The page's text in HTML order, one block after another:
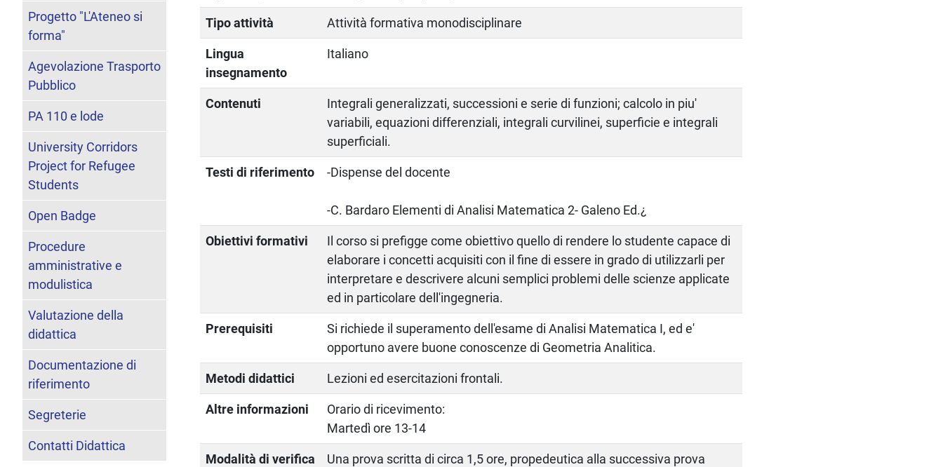
Tipo attività Attività formativa monodisciplinare
Lingua
insegnamento
Italiano
Contenuti
Integrali generalizzati, successioni e serie di funzioni; calcolo in piu'
variabili, equazioni differenziali, integrali curvilinei, superficie e integrali
superficiali.
Testi di riferimento -Dispense del docente
-C. Bardaro Elementi di Analisi Matematica 2- Galeno Ed.¿
Obiettivi formativi
Il corso si prefigge come obiettivo quello di rendere lo studente capace di
elaborare i concetti acquisiti con il fine di essere in grado di utilizzarli per
interpretare e descrivere alcuni semplici problemi delle scienze applicate
ed in particolare dell'ingegneria.
Prerequisiti
Si richiede il superamento dell'esame di Analisi Matematica I, ed e'
opportuno avere buone conoscenze di Geometria Analitica.
Metodi didattici Lezioni ed esercitazioni frontali.
Altre informazioni
Orario di ricevimento:
Martedì ore 13-14
Modalità di verifica
Una prova scritta di circa 1,5 ore, propedeutica alla successiva prova
Progetto "L'Ateneo si
forma"
Agevolazione Trasporto
Pubblico
PA 110 e lode
University Corridors
Project for Refugee
Students
Open Badge
Procedure
amministrative e
modulistica
Valutazione della
didattica
Documentazione di
riferimento
Segreterie
Contatti Didattica